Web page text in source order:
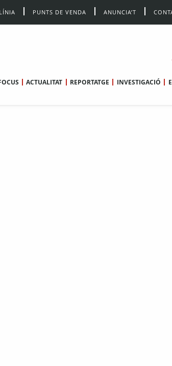
PUNTS DE VENDA ANUNCIA’T
ACTUALITAT REPORTATGE INVESTIGACIÓ